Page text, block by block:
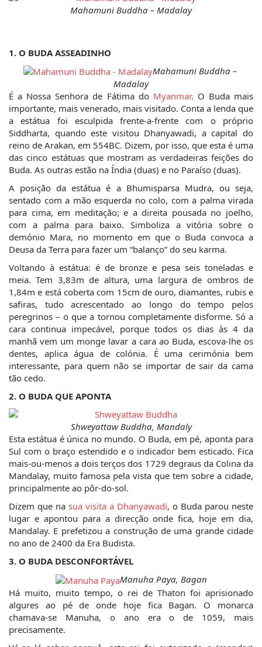
Mahamuni Buddha – Madalay
1. O BUDA ASSEADINHO
Mahamuni Buddha –
Madalay
É a Nossa Senhora de Fátima do Myanmar. O Buda mais
importante, mais venerado, mais visitado. Conta a lenda que
a estátua foi esculpida frente-a-frente com o próprio
Siddharta, quando este visitou Dhanyawadi, a capital do
reino de Arakan, em 554BC. Dizem, por isso, que esta é uma
das cinco estátuas que mostram as verdadeiras feições do
Buda. As outras estão na Índia (duas) e no Paraíso (duas).
A posição da estátua é a Bhumisparsa Mudra, ou seja,
sentado com a mão esquerda no colo, com a palma virada
para cima, em meditação; e a direita pousada no joelho,
com a palma para baixo. Simboliza a vitória sobre o
demónio Mara, no momento em que o Buda convoca a
Deusa da Terra para fazer um “balanço” do seu karma.
Voltando à estátua: é de bronze e pesa seis toneladas e
meia. Tem 3,83m de altura, uma largura de ombros de
1,84m e está coberta com 15cm de ouro, diamantes, rubis e
safiras, tudo acrescentado ao longo do tempo pelos
peregrinos – o que a tornou completamente disforme. Só a
cara continua impecável, porque todos os dias às 4 da
manhã vem um monge lavar a cara ao Buda, escova-lhe os
dentes, aplica água de colónia. É uma cerimónia bem
interessante, para quem não se importar de sair da cama
tão cedo.
2. O BUDA QUE APONTA
Shweyattaw Buddha, Mandaly
Esta estátua é única no mundo. O Buda, em pé, aponta para
Sul com o braço estendido e o indicador bem esticado. Fica
mais-ou-menos a dois terços dos 1729 degraus da Colina da
Mandalay, muito famosa pela vista que tem sobre a cidade,
principalmente ao pôr-do-sol.
Dizem que na sua visita a Dhanyawadi, o Buda parou neste
lugar e apontou para a direcção onde fica, hoje em dia,
Mandalay. E prefetizou a construção de uma grande cidade
no ano de 2400 da Era Budista.
3. O BUDA DESCONFORTÁVEL
Manuha Paya, Bagan
Há muito, muito tempo, o rei de Thaton foi aprisionado
algures ao pé de onde hoje fica Bagan. O monarca
chamava-se Manuha, o ano era o de 1059, mais
precisamente.